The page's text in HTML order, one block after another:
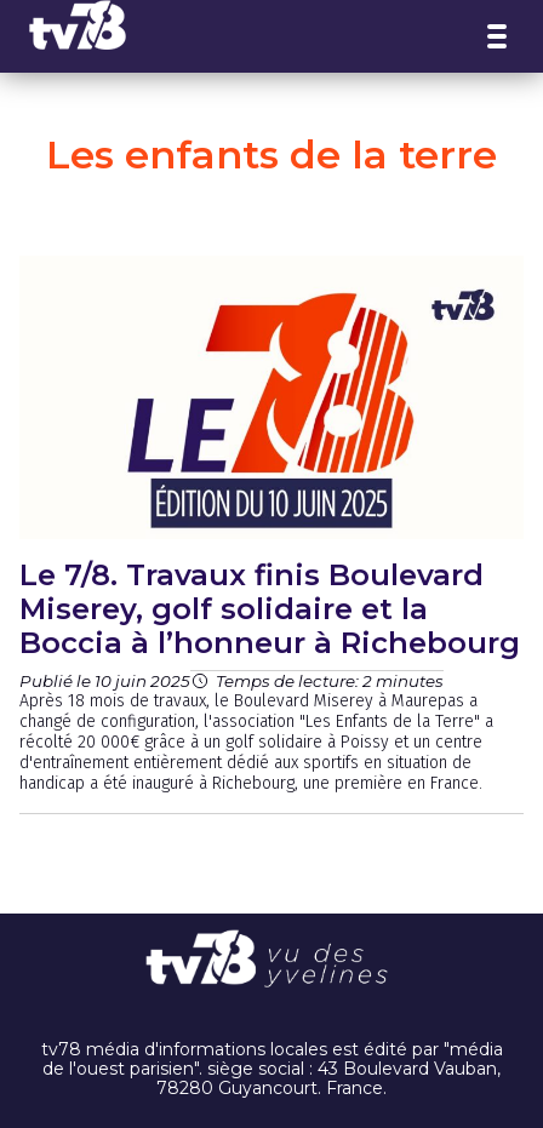
Les enfants de la terre
Le 7/8. Travaux finis Boulevard
Miserey, golf solidaire et la
Boccia à l’honneur à Richebourg
Publié le 10 juin 2025 Temps de lecture: 2 minutes
Après 18 mois de travaux, le Boulevard Miserey à Maurepas a
changé de configuration, l'association "Les Enfants de la Terre" a
récolté 20 000€ grâce à un golf solidaire à Poissy et un centre
d'entraînement entièrement dédié aux sportifs en situation de
handicap a été inauguré à Richebourg, une première en France.
tv78 média d'informations locales est édité par "média
de l'ouest parisien". siège social : 43 Boulevard Vauban,
78280 Guyancourt. France.
Panneau de gestion des cookies